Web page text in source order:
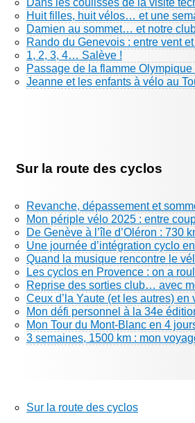
Dans les coulisses de la visite
Huit filles, huit vélos… et une
Damien au sommet… et notre
Rando du Genevois : entre vent
1, 2, 3, 4… Salève !
Passage de la flamme
Jeanne et les enfants à vélo au
Sur la route des cyclos
Revanche, dépassement et
Mon périple vélo 2025 : entre
De Genève à l’île d’Oléron : 730
Une journée d’intégration cyclo
Quand la musique rencontre le
Les cyclos en Provence : on a
Reprise des sorties club… avec
Ceux d’la Yaute (et les autres) en
Mon défi personnel à la 34e
Mon Tour du Mont-Blanc en 4
3 semaines, 1500 km : mon
Sur la route des cyclos